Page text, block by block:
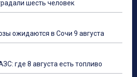
шесть человек
ожидаются в Сочи 9 августа
где 8 августа есть топливо